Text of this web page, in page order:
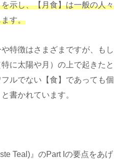
示し、【月食】は一般の人々
す。
特徴はさまざまですが、もし
に太陽や月）の上で起きたと
ルでない【食】であっても個
書かれています。
Teal)』のPart Iの要点をあげ